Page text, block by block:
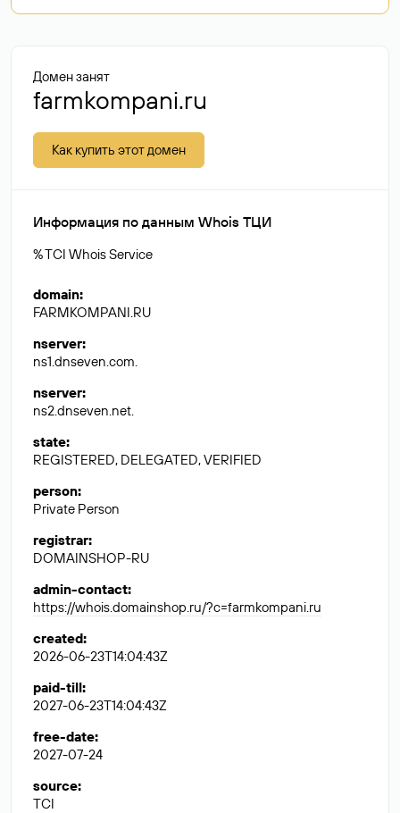
Домен занят
farmkompani.ru
Как купить этот домен
Информация по данным Whois ТЦИ
% TCI Whois Service
domain:
FARMKOMPANI.RU
nserver:
ns1.dnseven.com.
nserver:
ns2.dnseven.net.
state:
REGISTERED, DELEGATED, VERIFIED
person:
Private Person
registrar:
DOMAINSHOP-RU
admin-contact:
https://whois.domainshop.ru/?c=farmkompani.ru
created:
2026-06-23T14:04:43Z
paid-till:
2027-06-23T14:04:43Z
free-date:
2027-07-24
source:
TCI